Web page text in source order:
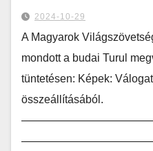
2024-10-29
A Magyarok
mondott a budai Turul
tüntetésen: Képek:
összeállításából.
——————————————–